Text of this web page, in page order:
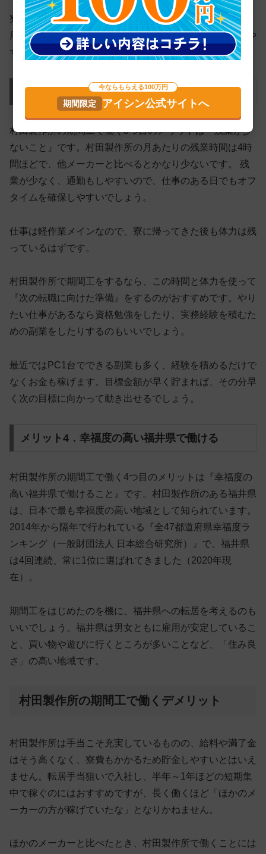
寮から工場への無料の送迎バスがあるため通勤しやすく、
周辺環境も整っているため休日のお出かけや買い物もしや
すいです。
メリット3．残業が少ない
村田製作所の期間工で働く3つ目のメリットは『残業が少
ないこと』です。村田製作所の月あたりの残業時間は4時
間ほどで、他メーカーと比べるとかなり少ないです。 残
業が少なく、通勤もしやすいので、仕事のある日でもオフ
タイムを確保しやすいでしょう。
仕事は軽作業メインなので、寮に帰ってきた後も体力は残
っているはずです。
村田製作所で期間工をするなら、この時間と体力を使って
『次の転職に向けた準備』をするのがおすすめです。やり
たい仕事があるなら資格勉強をしたり、実務経験を積むた
めの副業をしたりするのもいいでしょう。
最近ではPC1台でできる副業も多く、経験を積めるだけで
なくお金も稼げます。目標金額が早く貯まれば、その分早
く次の目標に向かって動き出せるでしょう。
メリット4．幸福度の高い福井県で働ける
村田製作所の期間工で働く4つ目のメリットは『幸福度の
高い福井県で働けること』です。村田製作所のある福井県
は、日本で最も幸福度の高い地域として知られています。
2014年から隔年で行われている『全47都道府県幸福度ラ
ンキング（一般財団法人 日本総合研究所）』で、 福井県
は4回連続、常に1位に選ばれてきました
（2020年現
在）。
期間工をはじめたのを機に、福井県への転居を考えるのも
いいでしょう。福井県は男女ともに雇用が安定しているこ
と、買い物や遊びに行くところが多いことなど、「住み良
さ」の高い地域です。
村田製作所の期間工で働くデメリット
村田製作所は手当こそ充実しているものの、給料や満了金
はそう高くなく、寮費もかかるため貯金しやすいとはいえ
ません。転居手当狙いで入社し、半年～1年ほどの短期集
中で稼ぐのにはおすすめですが、長く働くほど「ほかのメ
ーカーの方が稼げていたな」となりかねません。
ほかのメーカーと比べたとき、村田製作所で働くことには
今ならもらえる100万円
アイシン公式サイトへ